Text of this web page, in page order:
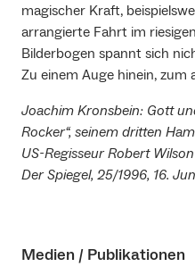
magischer Kraft,
arrangierte Fahrt im
Bilderbogen spannt sich
Zu einem Auge hinein, zum
Joachim Kronsbein: Gott
Rocker“, seinem dritten
US-Regisseur Robert
Der Spiegel, 25/1996, 16.
Medien / Publikationen